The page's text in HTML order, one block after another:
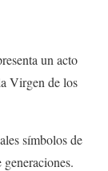
un acto
Virgen de los
símbolos de